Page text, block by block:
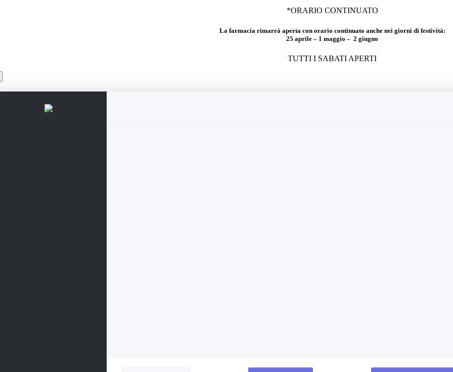
*ORARIO CONTINUATO
La farmacia rimarrà aperta con orario continuato anche nei giorni di festività:
25 aprile – 1 maggio – 2 giugno
TUTTI I SABATI APERTI